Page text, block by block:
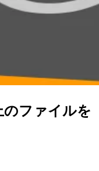
ファイルを